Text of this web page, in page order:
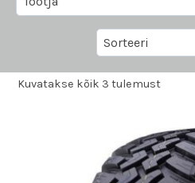
Kuvatakse kõik 3 tulemust